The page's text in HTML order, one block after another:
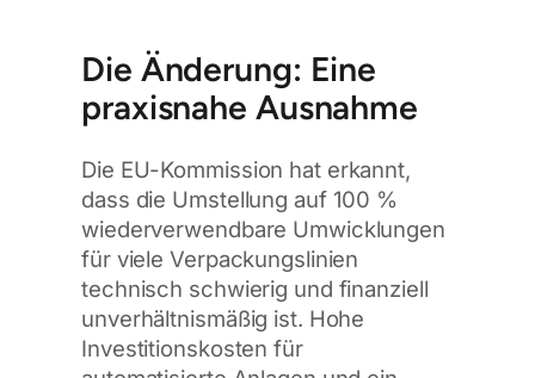
Die Änderung: Eine
praxisnahe Ausnahme
Die EU-Kommission hat erkannt,
dass die Umstellung auf 100 %
wiederverwendbare Umwicklungen
für viele Verpackungslinien
technisch schwierig und finanziell
unverhältnismäßig ist. Hohe
Investitionskosten für